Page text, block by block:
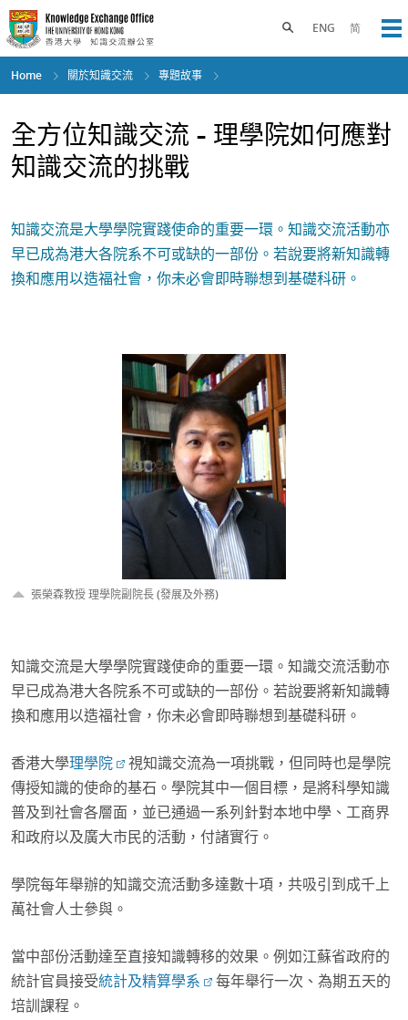
Skip
to
main
content
ENG 简
Toggle search panel
Home 關於知識交流 專題故事
全方位知識交流 - 理學院如何應對
知識交流的挑戰
知識交流是大學學院實踐使命的重要一環。知識交流活動亦
早已成為港大各院系不可或缺的一部份。若說要將新知識轉
換和應用以造福社會，你未必會即時聯想到基礎科研。
張榮森教授 理學院副院長 (發展及外務)
知識交流是大學學院實踐使命的重要一環。知識交流活動亦
早已成為港大各院系不可或缺的一部份。若說要將新知識轉
換和應用以造福社會，你未必會即時聯想到基礎科研。
香港大學理學院
視知識交流為一項挑戰，但同時也是學院
傳授知識的使命的基石。學院其中一個目標，是將科學知識
普及到社會各層面，並已通過一系列針對本地中學、工商界
和政府以及廣大市民的活動，付諸實行。
學院每年舉辦的知識交流活動多達數十項，共吸引到成千上
萬社會人士參與。
當中部份活動達至直接知識轉移的效果。例如江蘇省政府的
統計官員接受統計及精算學系
每年舉行一次、為期五天的
培訓課程。